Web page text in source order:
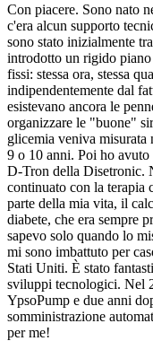
Con piacere. Sono nato
c'era alcun supporto
sono stato inizialmente
introdotto un rigido
fissi: stessa ora, stessa
indipendentemente dal
esistevano ancora le
organizzare le "buone"
glicemia veniva
9 o 10 anni. Poi ho
D-Tron della Disetronic.
continuato con la terapia
parte della mia vita, il
diabete, che era sempre
sapevo solo quando lo
mi sono imbattuto per
Stati Uniti. È stato
sviluppi tecnologici. Nel
YpsoPump e due anni
somministrazione
per me!